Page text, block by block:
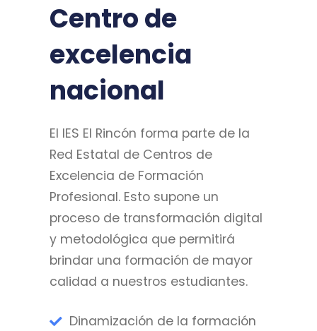
Centro de
excelencia
nacional
El IES El Rincón forma parte de la
Red Estatal de Centros de
Excelencia de Formación
Profesional. Esto supone un
proceso de transformación digital
y metodológica que permitirá
brindar una formación de mayor
calidad a nuestros estudiantes.
Dinamización de la formación